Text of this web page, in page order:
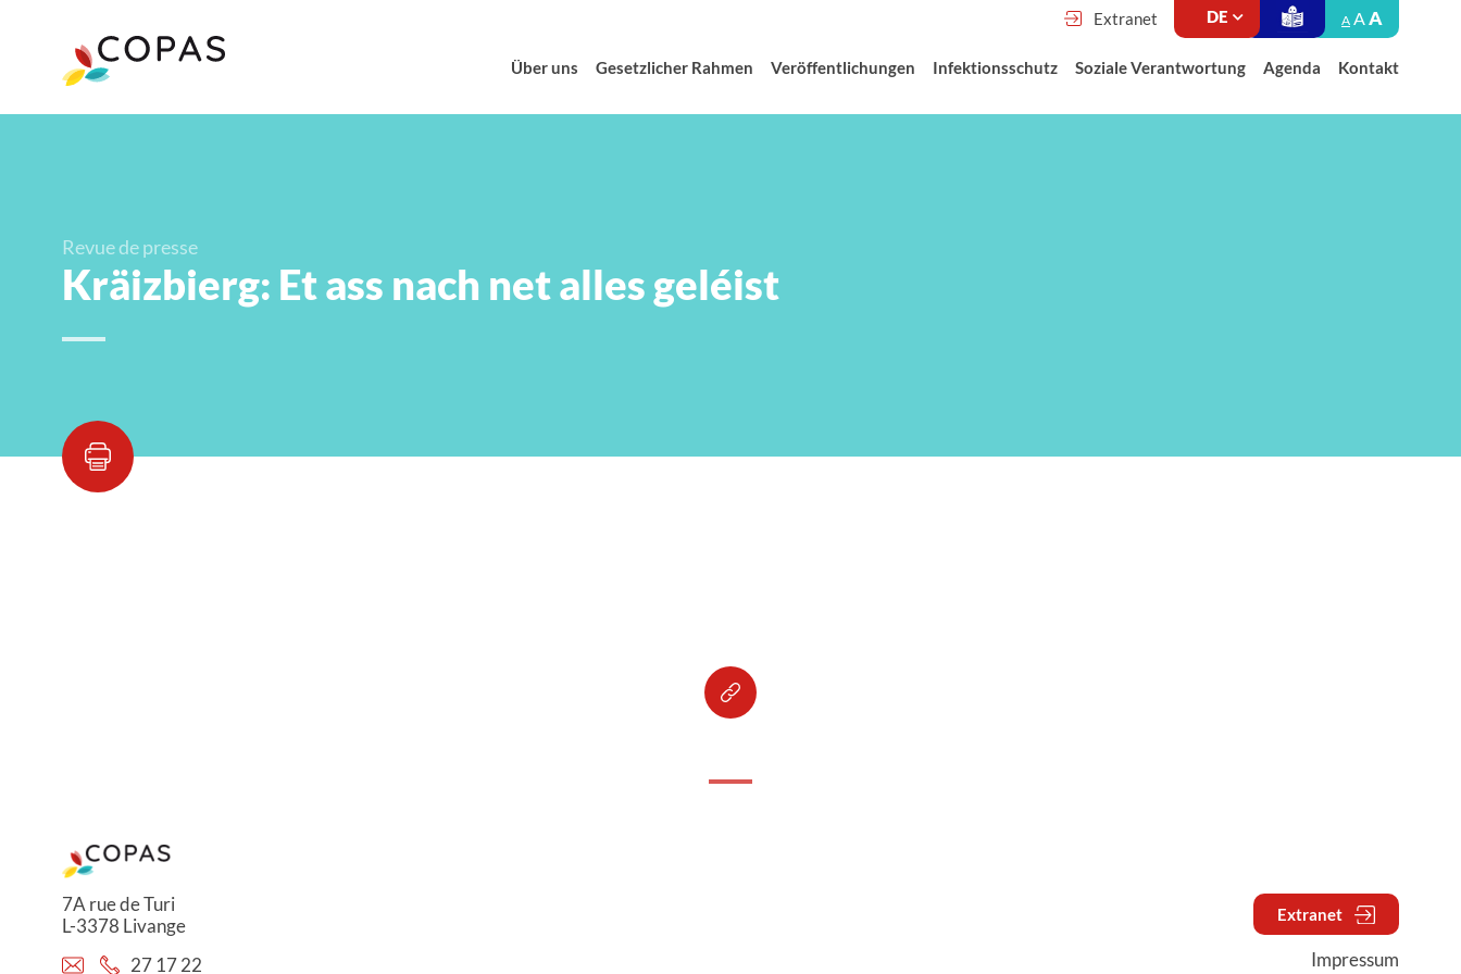
Extranet A AA
Über uns Gesetzlicher Rahmen Veröffentlichungen Infektionsschutz Soziale Verantwortung Agenda Kontakt
Revue de presse
Kräizbierg: Et ass nach net alles geléist
7A rue de Turi
L-3378 Livange
27 17 22
Extranet
Impressum